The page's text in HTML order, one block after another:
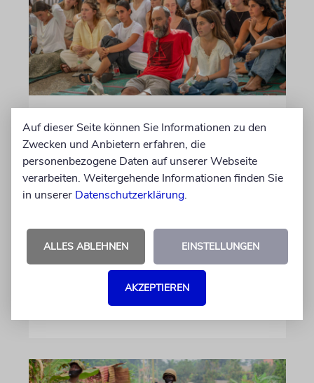
Jerusalem: Gedenken an den
in Hamas-Gefangenschaft
ermordeten Hersh
Goldberg-Polin
Gaza ermordeten Hamas-Geisel Hersh
Auf dieser Seite können Sie Informationen zu den
Zwecken und Anbietern erfahren, die
personenbezogene Daten auf unserer Webseite
verarbeiten. Weitergehende Informationen finden Sie
in unserer Datenschutzerklärung.
ALLES ABLEHNEN EINSTELLUNGEN
AKZEPTIEREN